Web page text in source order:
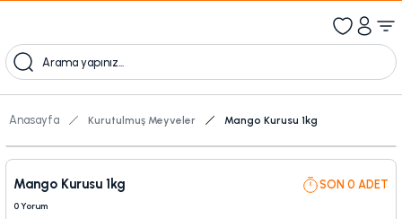
Anasayfa Kurutulmuş Meyveler Mango Kurusu 1kg
Mango Kurusu 1kg SON 0 ADET
0 Yorum